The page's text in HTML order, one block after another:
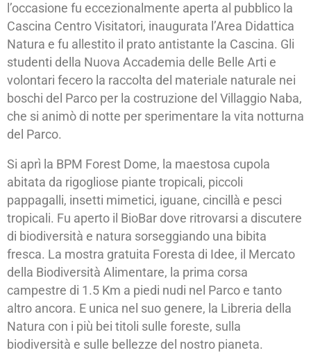
l’occasione fu eccezionalmente aperta al pubblico la
Cascina Centro Visitatori, inaugurata l’Area Didattica
Natura e fu allestito il prato antistante la Cascina. Gli
studenti della Nuova Accademia delle Belle Arti e
volontari fecero la raccolta del materiale naturale nei
boschi del Parco per la costruzione del Villaggio Naba,
che si animò di notte per sperimentare la vita notturna
del Parco.
Si aprì la BPM Forest Dome, la maestosa cupola
abitata da rigogliose piante tropicali, piccoli
pappagalli, insetti mimetici, iguane, cincillà e pesci
tropicali. Fu aperto il BioBar dove ritrovarsi a discutere
di biodiversità e natura sorseggiando una bibita
fresca. La mostra gratuita Foresta di Idee, il Mercato
della Biodiversità Alimentare, la prima corsa
campestre di 1.5 Km a piedi nudi nel Parco e tanto
altro ancora. E unica nel suo genere, la Libreria della
Natura con i più bei titoli sulle foreste, sulla
biodiversità e sulle bellezze del nostro pianeta.